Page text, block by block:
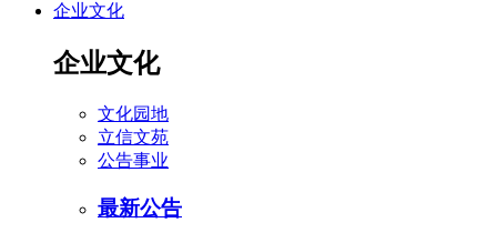
企业文化
企业文化
文化园地
立信文苑
公告事业
最新公告